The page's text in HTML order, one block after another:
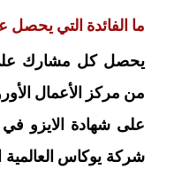
ما الفائدة التي يحصل
يحصل كل مشارك على
من مركز الأعمال
شركة يوكاس العالمية